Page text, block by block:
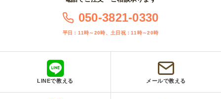
050-3821-0330
平日：11時～20時、土日祝：11時～20時
LINEで教える メールで教える